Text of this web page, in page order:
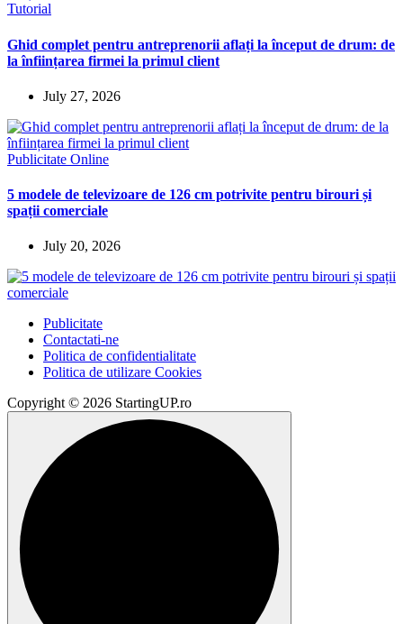
Tutorial
Ghid complet pentru antreprenorii aflați la început de drum: de
la înființarea firmei la primul client
July 27, 2026
Publicitate Online
5 modele de televizoare de 126 cm potrivite pentru birouri și
spații comerciale
July 20, 2026
Publicitate
Contactati-ne
Politica de confidentialitate
Politica de utilizare Cookies
Copyright © 2026 StartingUP.ro